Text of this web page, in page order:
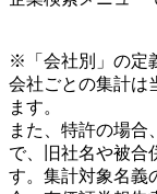
※「会社別」の定
会社ごとの集計は
ます。
また、特許の場合
で、旧社名や被合
す。集計対象名義